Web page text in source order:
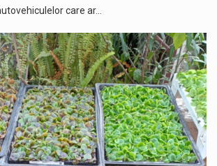
care ar…